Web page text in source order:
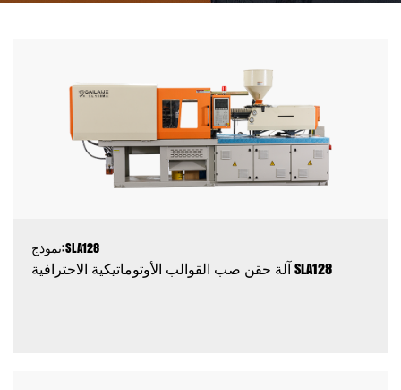
نموذج:SLA128
آلة حقن صب القوالب الأوتوماتيكية الاحترافية SLA128